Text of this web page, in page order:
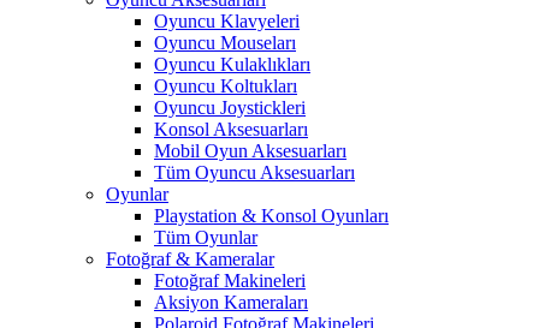
Oyuncu Klavyeleri
Oyuncu Mouseları
Oyuncu Kulaklıkları
Oyuncu Koltukları
Oyuncu Joystickleri
Konsol Aksesuarları
Mobil Oyun Aksesuarları
Tüm Oyuncu Aksesuarları
Oyunlar
Playstation & Konsol Oyunları
Tüm Oyunlar
Fotoğraf & Kameralar
Fotoğraf Makineleri
Aksiyon Kameraları
Polaroid Fotoğraf Makineleri